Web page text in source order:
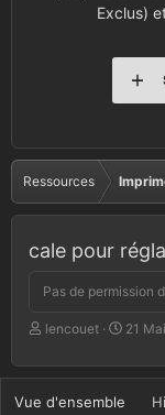
Exclus)
Ressources
cale pour
Pas de permission
A
t
u
lencouet
D
t
21
Vue d'ensemble